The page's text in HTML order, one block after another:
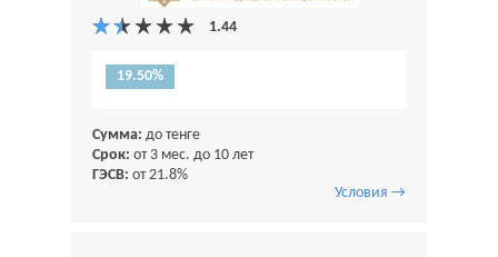
19.50%
Сумма: до тенге
Срок: от 3 мес. до 10 лет
ГЭСВ: от 21.8%
Условия →